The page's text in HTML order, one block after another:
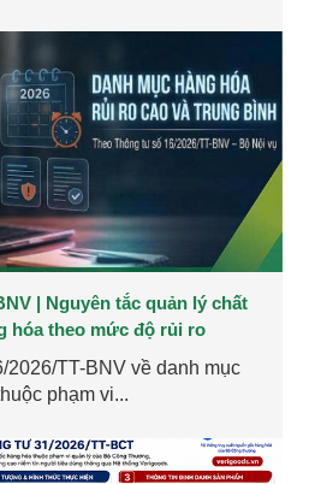
| Nguyên tắc quản lý chất
hóa theo mức độ rủi ro
TT-BNV về danh mục
phạm vi...